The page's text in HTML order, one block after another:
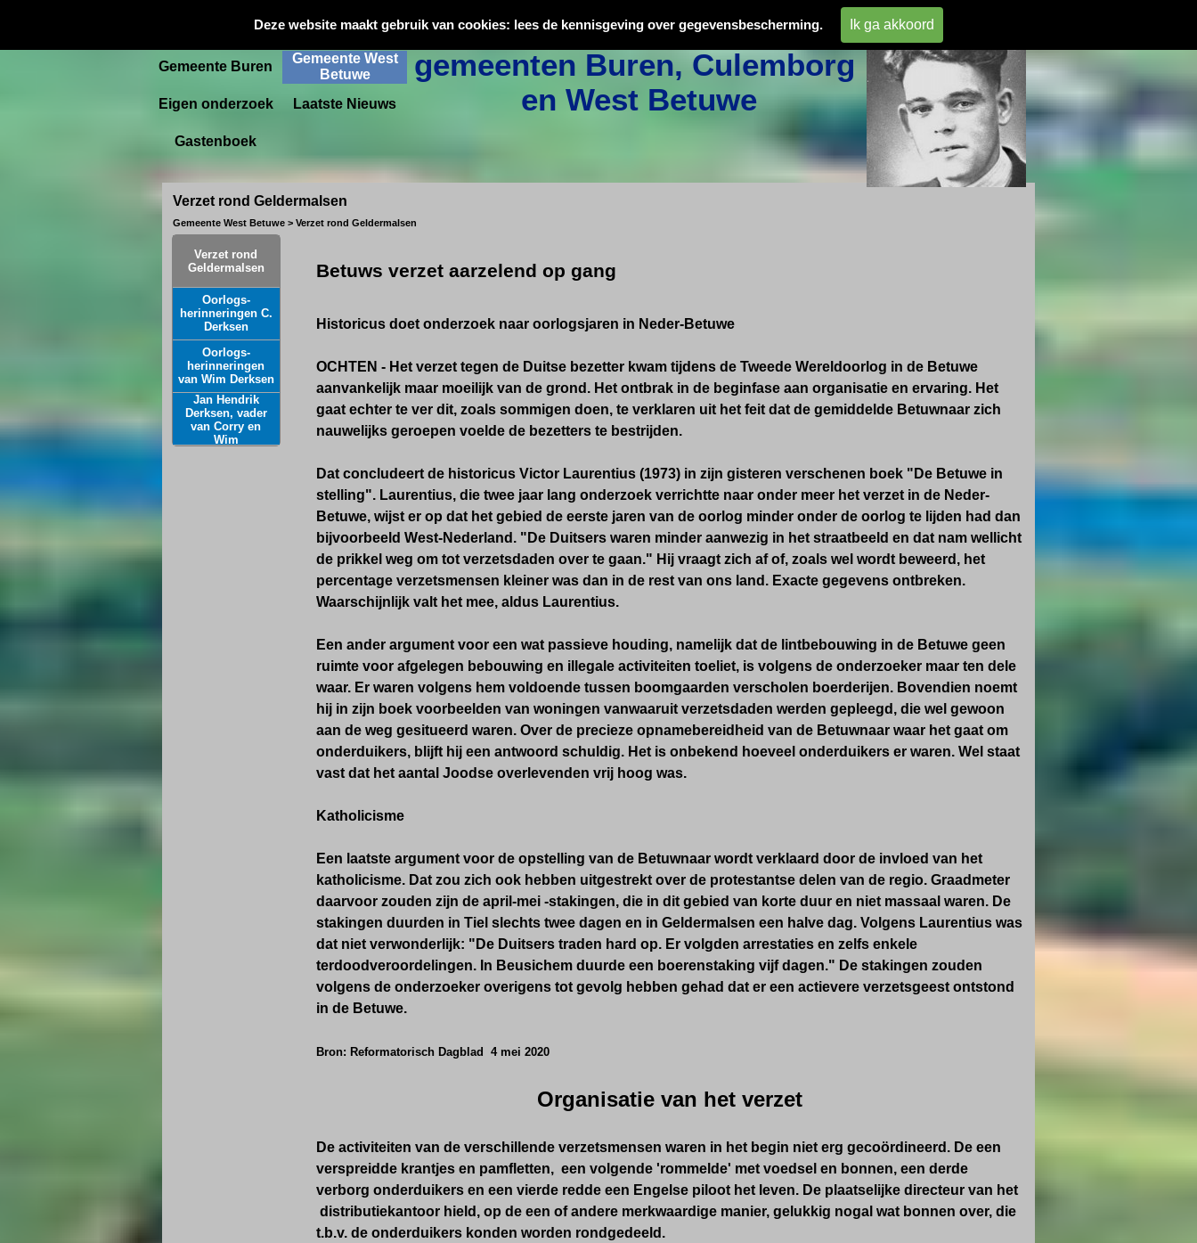
Deze website maakt gebruik van cookies: lees de kennisgeving over gegevensbescherming. Ik ga akkoord
Oorlogsslachtoffers uit
gemeenten Buren, Culemborg
en West Betuwe
Gemeente
Culemborg
Gemeente Buren
Gemeente West
Betuwe
Eigen onderzoek
Laatste Nieuws
Gastenboek
Verzet rond Geldermalsen
Gemeente West Betuwe > Verzet rond Geldermalsen
Betuws verzet aarzelend op gang
Historicus doet onderzoek naar oorlogsjaren in Neder-Betuwe
OCHTEN - Het verzet tegen de Duitse bezetter kwam tijdens de Tweede Wereldoorlog in de Betuwe
aanvankelijk maar moeilijk van de grond. Het ontbrak in de beginfase aan organisatie en ervaring. Het
gaat echter te ver dit, zoals sommigen doen, te verklaren uit het feit dat de gemiddelde Betuwnaar zich
nauwelijks geroepen voelde de bezetters te bestrijden.
Dat concludeert de historicus Victor Laurentius (1973) in zijn gisteren verschenen boek "De Betuwe in
stelling". Laurentius, die twee jaar lang onderzoek verrichtte naar onder meer het verzet in de Neder-
Betuwe, wijst er op dat het gebied de eerste jaren van de oorlog minder onder de oorlog te lijden had dan
bijvoorbeeld West-Nederland. "De Duitsers waren minder aanwezig in het straatbeeld en dat nam wellicht
de prikkel weg om tot verzetsdaden over te gaan." Hij vraagt zich af of, zoals wel wordt beweerd, het
percentage verzetsmensen kleiner was dan in de rest van ons land. Exacte gegevens ontbreken.
Waarschijnlijk valt het mee, aldus Laurentius.
Een ander argument voor een wat passieve houding, namelijk dat de lintbebouwing in de Betuwe geen
ruimte voor afgelegen bebouwing en illegale activiteiten toeliet, is volgens de onderzoeker maar ten dele
waar. Er waren volgens hem voldoende tussen boomgaarden verscholen boerderijen. Bovendien noemt
hij in zijn boek voorbeelden van woningen vanwaaruit verzetsdaden werden gepleegd, die wel gewoon
aan de weg gesitueerd waren. Over de precieze opnamebereidheid van de Betuwnaar waar het gaat om
onderduikers, blijft hij een antwoord schuldig. Het is onbekend hoeveel onderduikers er waren. Wel staat
vast dat het aantal Joodse overlevenden vrij hoog was.
Katholicisme
Een laatste argument voor de opstelling van de Betuwnaar wordt verklaard door de invloed van het
katholicisme. Dat zou zich ook hebben uitgestrekt over de protestantse delen van de regio. Graadmeter
daarvoor zouden zijn de april-mei -stakingen, die in dit gebied van korte duur en niet massaal waren. De
stakingen duurden in Tiel slechts twee dagen en in Geldermalsen een halve dag. Volgens Laurentius was
dat niet verwonderlijk: "De Duitsers traden hard op. Er volgden arrestaties en zelfs enkele
terdoodveroordelingen. In Beusichem duurde een boerenstaking vijf dagen." De stakingen zouden
volgens de onderzoeker overigens tot gevolg hebben gehad dat er een actievere verzetsgeest ontstond
in de Betuwe.
Bron: Reformatorisch Dagblad 4 mei 2020
Organisatie van het verzet
De activiteiten van de verschillende verzetsmensen waren in het begin niet erg gecoördineerd. De een
verspreidde krantjes en pamfletten, een volgende 'rommelde' met voedsel en bonnen, een derde
verborg onderduikers en een vierde redde een Engelse piloot het leven. De plaatselijke directeur van het
distributiekantoor hield, op de een of andere merkwaardige manier, gelukkig nogal wat bonnen over, die
t.b.v. de onderduikers konden worden rondgedeeld.
Verzet rond
Geldermalsen
Oorlogs-
herinneringen C.
Derksen
Oorlogs-
herinneringen
van Wim Derksen
Jan Hendrik
Derksen, vader
van Corry en
Wim